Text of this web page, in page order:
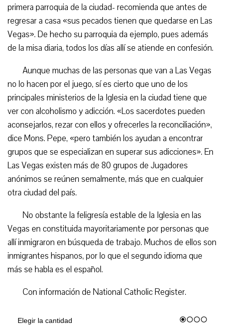
primera parroquia de la ciudad- recomienda que antes de
regresar a casa «sus pecados tienen que quedarse en Las
Vegas». De hecho su parroquia da ejemplo, pues además
de la misa diaria, todos los días allí se atiende en confesión.
Aunque muchas de las personas que van a Las Vegas
no lo hacen por el juego, sí es cierto que uno de los
principales ministerios de la Iglesia en la ciudad tiene que
ver con alcoholismo y adicción. «Los sacerdotes pueden
aconsejarlos, rezar con ellos y ofrecerles la reconciliación»,
dice Mons. Pepe, «pero también los ayudan a encontrar
grupos que se especializan en superar sus adicciones». En
Las Vegas existen más de 80 grupos de Jugadores
anónimos se reúnen semalmente, más que en cualquier
otra ciudad del país.
No obstante la feligresía estable de la Iglesia en las
Vegas en constituida mayoritariamente por personas que
allí inmigraron en búsqueda de trabajo. Muchos de ellos son
inmigrantes hispanos, por lo que el segundo idioma que
más se habla es el español.
Con información de National Catholic Register.